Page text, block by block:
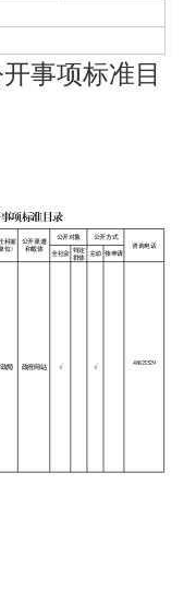
事项标准目